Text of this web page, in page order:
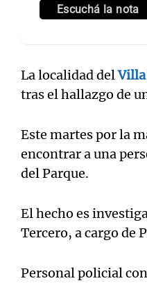
Escuchá la nota
La localidad del
tras el hallazgo de
Este martes por la
encontrar a una
del Parque.
El hecho es
Tercero, a cargo de
Personal policial